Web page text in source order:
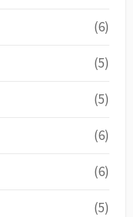
(6)
(5)
(5)
(6)
(6)
(5)